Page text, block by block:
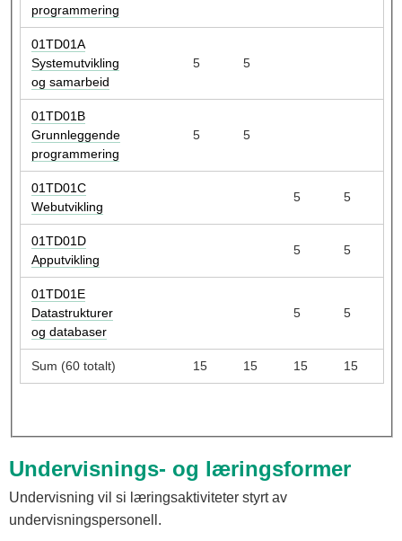
programmering
01TD01A
Systemutvikling
og samarbeid
5 5
01TD01B
Grunnleggende
programmering
5 5
01TD01C
Webutvikling
5 5
01TD01D
Apputvikling
5 5
01TD01E
Datastrukturer
og databaser
5 5
Sum (60 totalt) 15 15 15 15
Undervisnings- og læringsformer
Undervisning vil si læringsaktiviteter styrt av
undervisningspersonell.